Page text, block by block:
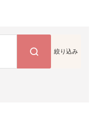
絞り込み